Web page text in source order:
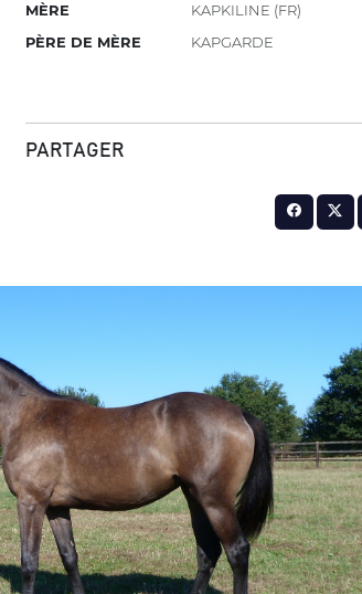
MÈRE
KAPKILINE (FR)
PÈRE DE MÈRE
KAPGARDE
PARTAGER